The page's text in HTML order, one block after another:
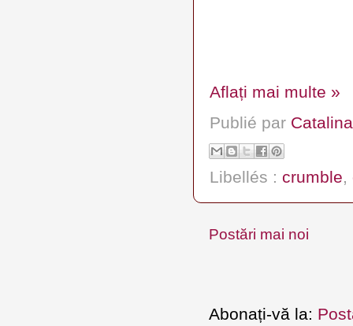
Aflați mai multe »
Publié par Catalina
Libellés : crumble,
Postări mai noi
Abonați-vă la: